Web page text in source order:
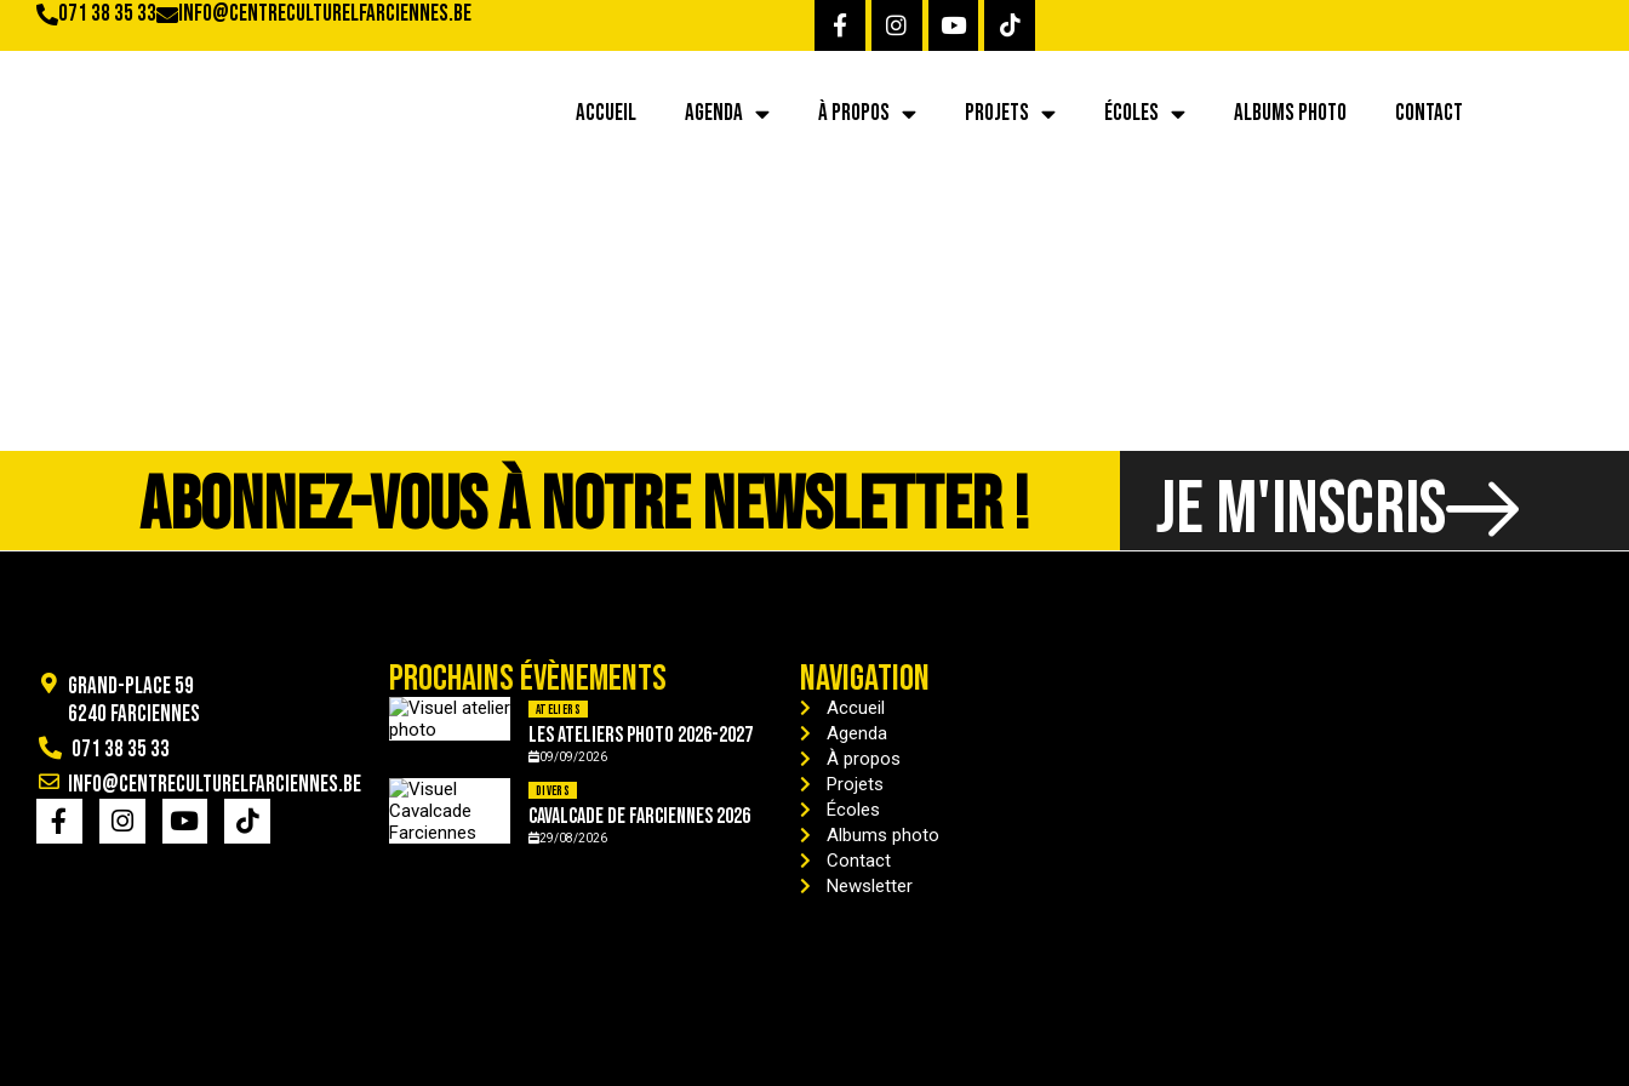
071 38 35 33 info@centreculturelfarciennes.be
ACCUEIL AGENDA À PROPOS PROJETS ÉCOLES ALBUMS PHOTO CONTACT
ABONNEZ-VOUS À NOTRE NEWSLETTER ! JE M'INSCRIS
Grand-Place 59
6240 Farciennes
071 38 35 33
info@centreculturelfarciennes.be
PROCHAINS ÉVÈNEMENTS
Ateliers
Les ateliers photo 2026-2027
09/09/2026
Divers
Cavalcade de Farciennes 2026
29/08/2026
NAVIGATION
Accueil
Agenda
À propos
Projets
Écoles
Albums photo
Contact
Newsletter